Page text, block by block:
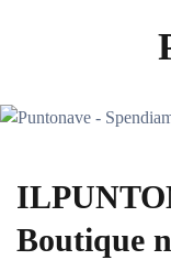
Boutique